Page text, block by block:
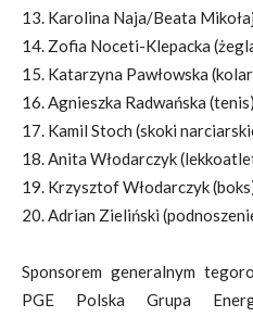
13. Karolina Naja/Beata
14. Zofia Noceti-Klepacka
15. Katarzyna Pawłowska
16. Agnieszka Radwańska (tenis)
17. Kamil Stoch (skoki
18. Anita Włodarczyk
19. Krzysztof Włodarczyk
20. Adrian Zieliński
Sponsorem generalnym
PGE Polska Grupa